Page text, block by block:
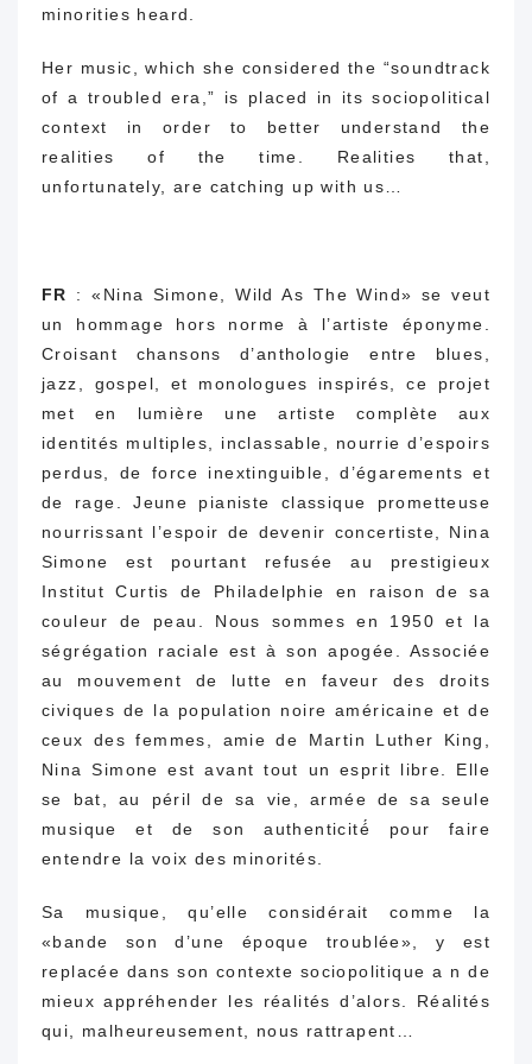
minorities heard.
Her music, which she considered the “soundtrack
of a troubled era,” is placed in its sociopolitical
context in order to better understand the
realities of the time.
Realities that,
unfortunately, are catching up with us…
FR
: «Nina Simone, Wild As The Wind» se veut
un hommage hors norme à l’artiste éponyme.
Croisant chansons d’anthologie entre blues,
jazz, gospel, et monologues inspirés, ce projet
met en lumière une artiste complète aux
identités multiples, inclassable, nourrie d’espoirs
perdus, de force inextinguible, d’égarements et
de rage. Jeune pianiste classique prometteuse
nourrissant l’espoir de devenir concertiste, Nina
Simone est pourtant refusée au prestigieux
Institut Curtis de Philadelphie en raison de sa
couleur de peau. Nous sommes en 1950 et la
ségrégation raciale est à son apogée. Associée
au mouvement de lutte en faveur des droits
civiques de la population noire américaine et de
ceux des femmes, amie de Martin Luther King,
Nina Simone est avant tout un esprit libre. Elle
se bat, au péril de sa vie, armée de sa seule
musique et de son authenticité́ pour faire
entendre la voix des minorités.
Sa musique, qu’elle considérait comme la
«bande son d’une époque troublée», y est
replacée dans son contexte sociopolitique a n de
mieux appréhender les réalités d’alors. Réalités
qui, malheureusement, nous rattrapent…